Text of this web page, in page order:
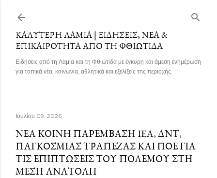
ΚΑΛΎΤΕΡΗ ΛΑΜΊΑ | ΕΙΔΉΣΕΙΣ, ΝΈΑ &
ΕΠΙΚΑΙΡΌΤΗΤΑ ΑΠΌ ΤΗ ΦΘΙΏΤΙΔΑ
Ειδήσεις από τη Λαμία και τη Φθιώτιδα με έγκυρη και άμεση ενημέρωση
για τοπικά νέα, κοινωνία, αθλητικά και εξελίξεις της περιοχής.
Ιουλίου 09, 2026
ΝΈΑ ΚΟΙΝΉ ΠΑΡΈΜΒΑΣΗ IEA, ΔΝΤ,
ΠΑΓΚΌΣΜΙΑΣ ΤΡΆΠΕΖΑΣ ΚΑΙ ΠΟΕ ΓΙΑ
ΤΙΣ ΕΠΙΠΤΏΣΕΙΣ ΤΟΥ ΠΟΛΈΜΟΥ ΣΤΗ
ΜΈΣΗ ΑΝΑΤΟΛΉ